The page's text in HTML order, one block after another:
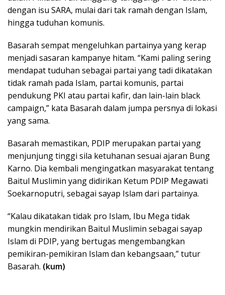
dengan isu SARA, mulai dari tak ramah dengan Islam,
hingga tuduhan komunis.
Basarah sempat mengeluhkan partainya yang kerap
menjadi sasaran kampanye hitam. “Kami paling sering
mendapat tuduhan sebagai partai yang tadi dikatakan
tidak ramah pada Islam, partai komunis, partai
pendukung PKI atau partai kafir, dan lain-lain black
campaign,” kata Basarah dalam jumpa persnya di lokasi
yang sama.
Basarah memastikan, PDIP merupakan partai yang
menjunjung tinggi sila ketuhanan sesuai ajaran Bung
Karno. Dia kembali mengingatkan masyarakat tentang
Baitul Muslimin yang didirikan Ketum PDIP Megawati
Soekarnoputri, sebagai sayap Islam dari partainya.
“Kalau dikatakan tidak pro Islam, Ibu Mega tidak
mungkin mendirikan Baitul Muslimin sebagai sayap
Islam di PDIP, yang bertugas mengembangkan
pemikiran-pemikiran Islam dan kebangsaan,” tutur
Basarah. (kum)